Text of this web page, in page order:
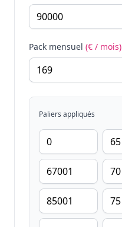
Pack mensuel (€ / mois)
Paliers appliqués